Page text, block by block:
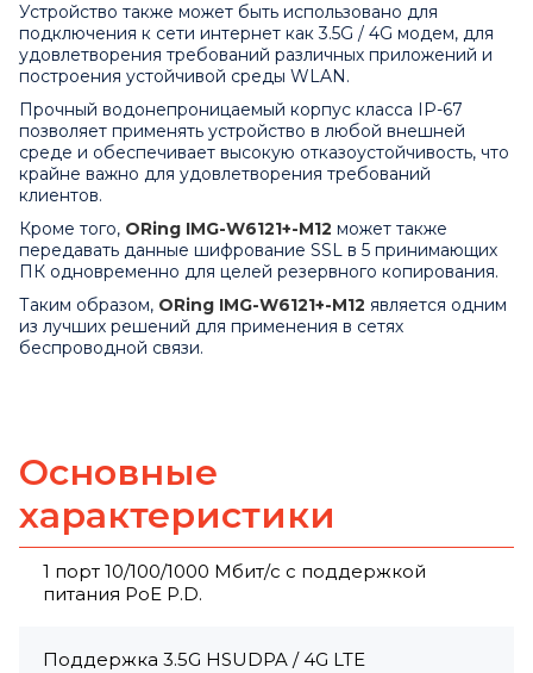
Устройство также может быть использовано для
подключения к сети интернет как 3.5G / 4G модем, для
удовлетворения требований различных приложений и
построения устойчивой среды WLAN.
Прочный водонепроницаемый корпус класса IP-67
позволяет применять устройство в любой внешней
среде и обеспечивает высокую отказоустойчивость, что
крайне важно для удовлетворения требований
клиентов.
Кроме того, ORing IMG-W6121+-M12 может также
передавать данные шифрование SSL в 5 принимающих
ПК одновременно для целей резервного копирования.
Таким образом, ORing IMG-W6121+-M12 является одним
из лучших решений для применения в сетях
беспроводной связи.
Основные
характеристики
1 порт 10/100/1000 Мбит/с с поддержкой
питания PoE P.D.
Поддержка 3.5G HSUDPA / 4G LTE